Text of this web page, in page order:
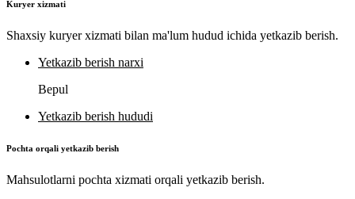
Kuryer xizmati
Shaxsiy kuryer xizmati bilan ma'lum hudud ichida yetkazib berish.
Yetkazib berish narxi
Bepul
Yetkazib berish hududi
Pochta orqali yetkazib berish
Mahsulotlarni pochta xizmati orqali yetkazib berish.